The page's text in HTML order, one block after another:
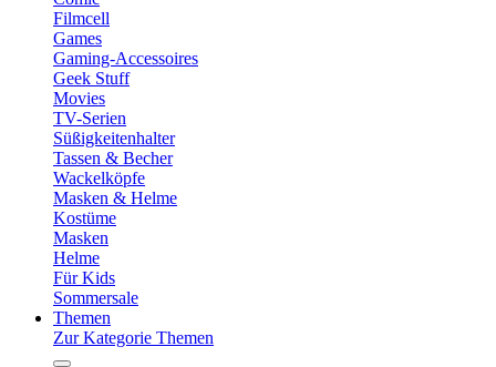
Filmcell
Games
Gaming-Accessoires
Geek Stuff
Movies
TV-Serien
Süßigkeitenhalter
Tassen & Becher
Wackelköpfe
Masken & Helme
Kostüme
Masken
Helme
Für Kids
Sommersale
Themen
Zur Kategorie Themen